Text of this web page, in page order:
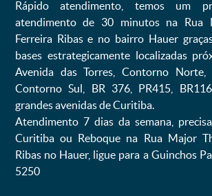
Rápido atendimento, temos um
atendimento de 30 minutos na Rua
Ferreira Ribas e no bairro Hauer
bases estrategicamente localizadas
Avenida das Torres, Contorno Norte,
Contorno Sul, BR 376, PR415,
grandes avenidas de Curitiba.
Atendimento 7 dias da semana,
Curitiba ou Reboque na Rua Major
Ribas no Hauer, ligue para a Guinchos
5250